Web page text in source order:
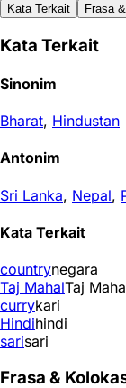
Kata Terkait Frasa
Kata Terkait
Sinonim
Bharat, Hindustan
Antonim
Sri Lanka, Nepal,
Kata Terkait
countrynegara
Taj MahalTaj
currykari
Hindihindi
sarisari
Frasa &